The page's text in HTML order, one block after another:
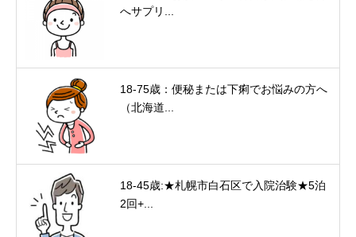
へサプリ...
18-75歳：便秘または下痢でお悩みの方へ
（北海道...
18-45歳:★札幌市白石区で入院治験★5泊
2回+...